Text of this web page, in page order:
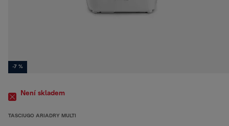
-7 %
Není skladem
TASCIUGO ARIADRY MULTI